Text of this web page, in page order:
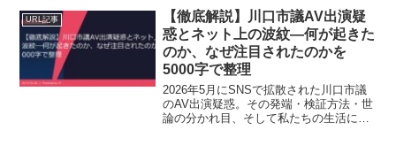
回の対応は政権運営に大きなリスクを孕
んでいるが、具体的な対策はまだ見えて
いません。
URL記事
【徹底解説】川口市議AV出演疑
惑とネット上の波紋―何が起きた
のか、なぜ注目されたのかを
5000字で整理
2026年5月にSNSで拡散された川口市議
のAV出演疑惑。その発端・検証方法・世
論の分かれ目、そして私たちの生活に与